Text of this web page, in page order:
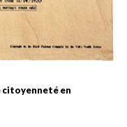
citoyenneté en